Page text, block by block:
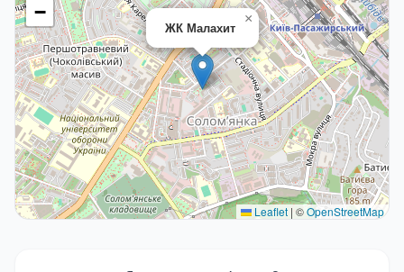
ЖК Малахит
×
−
Leaflet | ©OpenStreetMap